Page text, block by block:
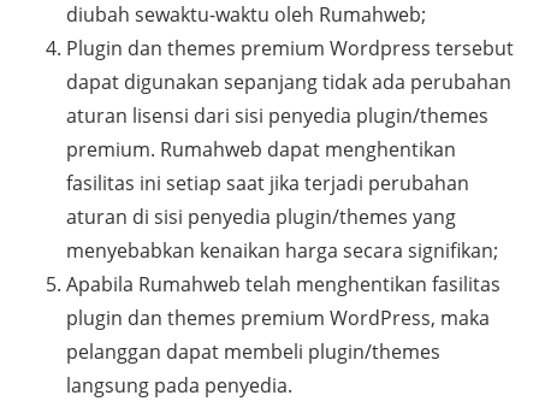
diubah sewaktu-waktu oleh Rumahweb;
Plugin dan themes premium Wordpress tersebut
dapat digunakan sepanjang tidak ada perubahan
aturan lisensi dari sisi penyedia plugin/themes
premium. Rumahweb dapat menghentikan
fasilitas ini setiap saat jika terjadi perubahan
aturan di sisi penyedia plugin/themes yang
menyebabkan kenaikan harga secara signifikan;
Apabila Rumahweb telah menghentikan fasilitas
plugin dan themes premium WordPress, maka
pelanggan dapat membeli plugin/themes
langsung pada penyedia.